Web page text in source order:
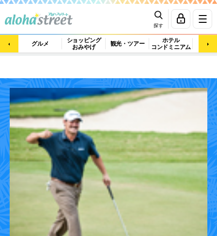
探す
グルメ
ショッピング
おみやげ
観光・ツアー
ホテル
コンドミニアム
マッ